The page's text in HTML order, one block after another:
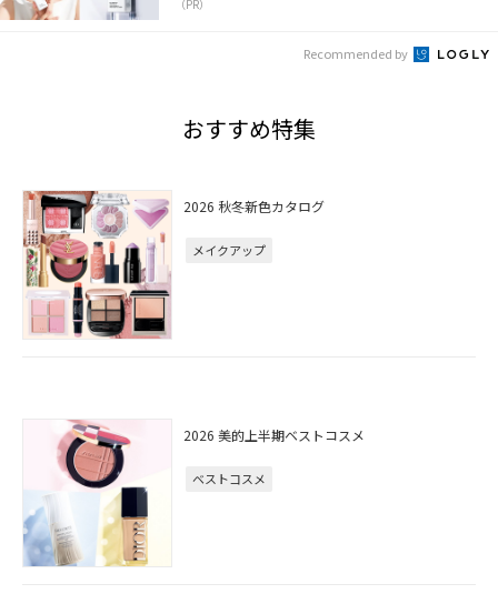
（PR）
Recommended by
おすすめ特集
2026 秋冬新色カタログ
メイクアップ
2026 美的上半期ベストコスメ
ベストコスメ